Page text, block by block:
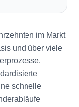
im Markt
und über viele
schnelle